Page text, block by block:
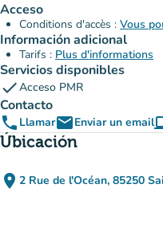
Acceso
Conditions d'accès : Vous
Información adicional
Tarifs : Plus d'informations
Servicios disponibles
checkAcceso PMR
Contacto
phone LlamaremailEnviar un email
Úbicación
place 2 Rue de l'Océan, 85250
(abrir